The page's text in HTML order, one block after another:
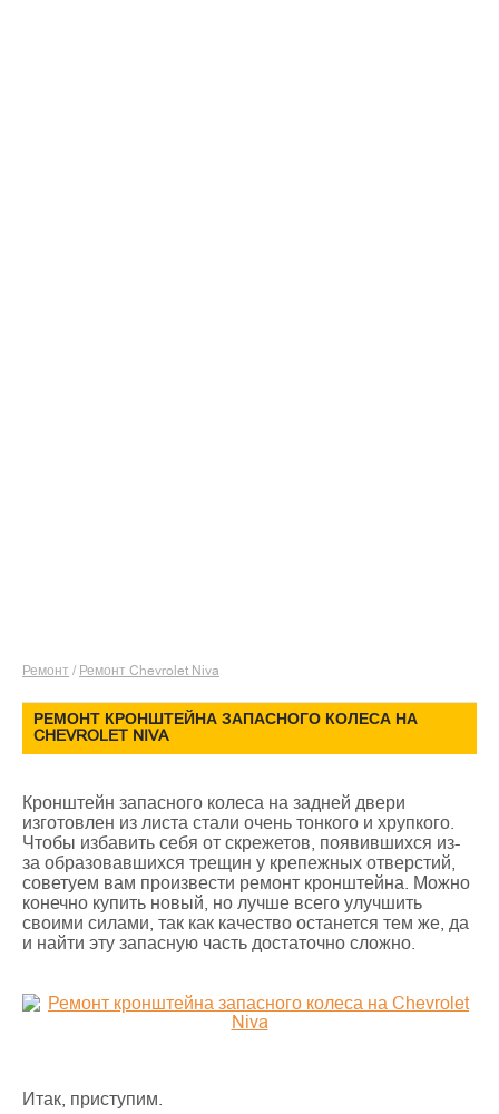
Ремонт / Ремонт Chevrolet Niva
РЕМОНТ КРОНШТЕЙНА ЗАПАСНОГО КОЛЕСА НА
CHEVROLET NIVA
Кронштейн запасного колеса на задней двери
изготовлен из листа стали очень тонкого и хрупкого.
Чтобы избавить себя от скрежетов, появившихся из-
за образовавшихся трещин у крепежных отверстий,
советуем вам произвести ремонт кронштейна. Можно
конечно купить новый, но лучше всего улучшить
своими силами, так как качество останется тем же, да
и найти эту запасную часть достаточно сложно.
Итак, приступим.